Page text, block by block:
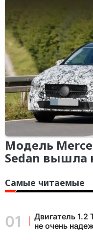
Модель
Sedan вышла
Самые читаемые
Двигатель
не очень